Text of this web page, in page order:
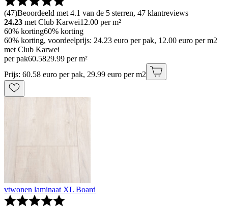
(47)Beoordeeld met 4.1 van de 5 sterren, 47 klantreviews
24.23 met Club Karwei12.00 per m²
60% korting60% korting
60% korting, voordeelprijs: 24.23 euro per pak, 12.00 euro per m2
met Club Karwei
per pak60.5829.99 per m²
Prijs: 60.58 euro per pak, 29.99 euro per m2
vtwonen laminaat XL Board